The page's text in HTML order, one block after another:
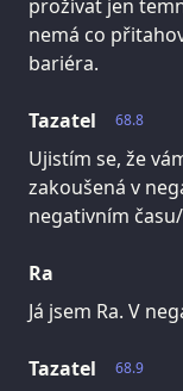
prožívat jen
nemá co
bariéra.
68.8
Tazatel
Ujistím se, že
zakoušená v
negativním
Ra
Já jsem Ra. V
68.9
Tazatel